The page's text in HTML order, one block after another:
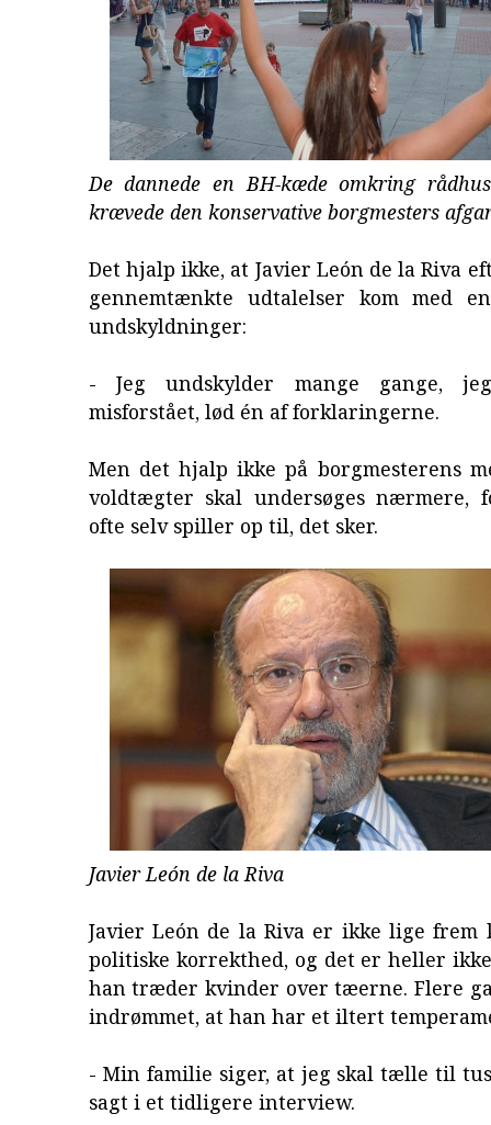
De dannede en BH-kæde omkring
krævede den konservative borgmesters
Det hjalp ikke, at Javier León de la Riva
gennemtænkte udtalelser kom med
undskyldninger:
- Jeg undskylder mange gange,
misforstået, lød én af forklaringerne.
Men det hjalp ikke på borgmesterens
voldtægter skal undersøges nærmere,
ofte selv spiller op til, det sker.
Javier León de la Riva
Javier León de la Riva er ikke lige frem
politiske korrekthed, og det er heller
han træder kvinder over tæerne. Flere
indrømmet, at han har et iltert
- Min familie siger, at jeg skal tælle til
sagt i et tidligere interview.